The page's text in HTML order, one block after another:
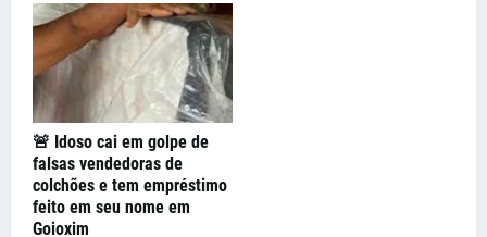
🚨 Idoso cai em golpe de
falsas vendedoras de
colchões e tem empréstimo
feito em seu nome em
Goioxim